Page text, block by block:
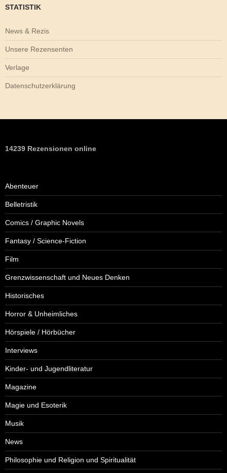
STATISTIK
News & Rezis
Unsere Rezensenten
Verlage
Datenschutzerklärung
14239 Rezensionen online
Abenteuer
Belletristik
Comics / Graphic Novels
Fantasy / Science-Fiction
Film
Grenzwissenschaft und Neues Denken
Historisches
Horror & Unheimliches
Hörspiele / Hörbücher
Interviews
Kinder- und Jugendliteratur
Magazine
Magie und Esoterik
Musik
News
Philosophie und Religion und Spiritualität